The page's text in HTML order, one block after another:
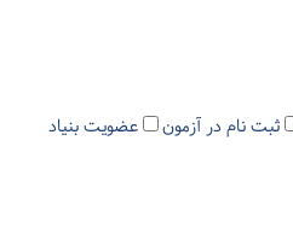
ثبت نام در آزمون
عضویت بنیاد